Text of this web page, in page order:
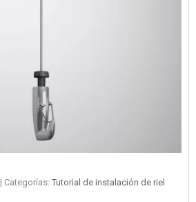
| Categorías: Tutorial de instalación de riel